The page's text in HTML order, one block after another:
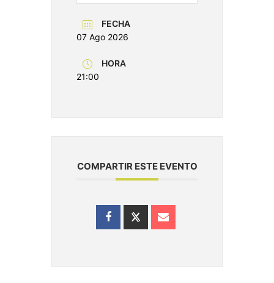
FECHA
07 Ago 2026
HORA
21:00
COMPARTIR ESTE EVENTO